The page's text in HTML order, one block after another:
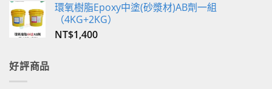
環氧樹脂Epoxy中塗(砂漿材)AB劑一組
（4KG+2KG）
NT$1,400
好評商品